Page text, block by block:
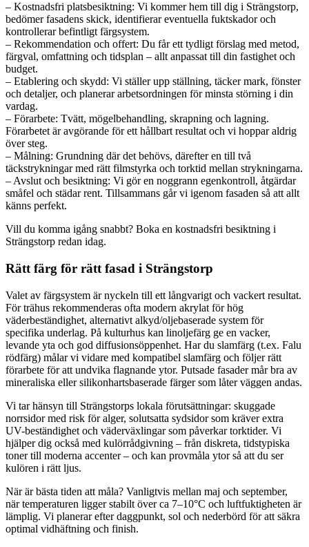
– Kostnadsfri platsbesiktning: Vi kommer hem till dig i Strängstorp,
bedömer fasadens skick, identifierar eventuella fuktskador och
kontrollerar befintligt färgsystem.
– Rekommendation och offert: Du får ett tydligt förslag med metod,
färgval, omfattning och tidsplan – allt anpassat till din fastighet och
budget.
– Etablering och skydd: Vi ställer upp ställning, täcker mark, fönster
och detaljer, och planerar arbetsordningen för minsta störning i din
vardag.
– Förarbete: Tvätt, mögelbehandling, skrapning och lagning.
Förarbetet är avgörande för ett hållbart resultat och vi hoppar aldrig
över steg.
– Målning: Grundning där det behövs, därefter en till två
täckstrykningar med rätt filmstyrka och torktid mellan strykningarna.
– Avslut och besiktning: Vi gör en noggrann egenkontroll, åtgärdar
småfel och städar rent. Tillsammans går vi igenom fasaden så att allt
känns perfekt.
Vill du komma igång snabbt? Boka en kostnadsfri besiktning i
Strängstorp redan idag.
Rätt färg för rätt fasad i Strängstorp
Valet av färgsystem är nyckeln till ett långvarigt och vackert resultat.
För trähus rekommenderas ofta modern akrylat för hög
väderbeständighet, alternativt alkyd/oljebaserade system för
specifika underlag. På kulturhus kan linoljefärg ge en vacker,
levande yta och god diffusionsöppenhet. Har du slamfärg (t.ex. Falu
rödfärg) målar vi vidare med kompatibel slamfärg och följer rätt
förarbete för att undvika flagnande ytor. Putsade fasader mår bra av
mineraliska eller silikonhartsbaserade färger som låter väggen andas.
Vi tar hänsyn till Strängstorps lokala förutsättningar: skuggade
norrsidor med risk för alger, solutsatta sydsidor som kräver extra
UV-beständighet och väderväxlingar som påverkar torktider. Vi
hjälper dig också med kulörrådgivning – från diskreta, tidstypiska
toner till moderna accenter – och kan provmåla ytor så att du ser
kulören i rätt ljus.
När är bästa tiden att måla? Vanligtvis mellan maj och september,
när temperaturen ligger stabilt över ca 7–10°C och luftfuktigheten är
lämplig. Vi planerar efter daggpunkt, sol och nederbörd för att säkra
optimal vidhäftning och finish.